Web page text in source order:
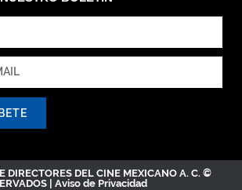
DIRECTORES DEL CINE MEXICANO A. C. ©
| Aviso de Privacidad